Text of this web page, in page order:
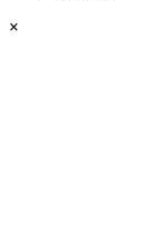
×